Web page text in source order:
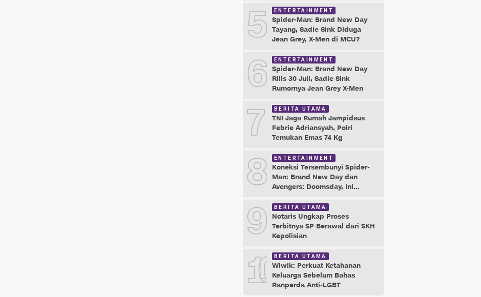
5 ENTERTAINMENT
Spider-Man: Brand New Day
Tayang, Sadie Sink Diduga
Jean Grey, X-Men di MCU?
6 ENTERTAINMENT
Spider-Man: Brand New Day
Rilis 30 Juli, Sadie Sink
Rumornya Jean Grey X-Men
7 BERITA UTAMA
TNI Jaga Rumah Jampidsus
Febrie Adriansyah, Polri
Temukan Emas 74 Kg
8 ENTERTAINMENT
Koneksi Tersembunyi Spider-
Man: Brand New Day dan
Avengers: Doomsday, Ini
9 BERITA UTAMA
Notaris Ungkap Proses
Terbitnya SP Berawal dari SKH
Kepolisian
10 BERITA UTAMA
Wiwik: Perkuat Ketahanan
Keluarga Sebelum Bahas
Ranperda Anti-LGBT